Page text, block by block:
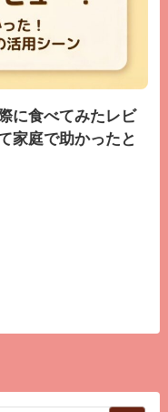
に食べてみたレビ
家庭で助かったと